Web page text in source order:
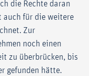
die Rechte daran
auch für die weitere
Zur
noch einen
zu überbrücken, bis
gefunden hätte.